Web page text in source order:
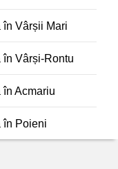
în Vârșii Mari
în Vârși-Rontu
în Acmariu
în Poieni